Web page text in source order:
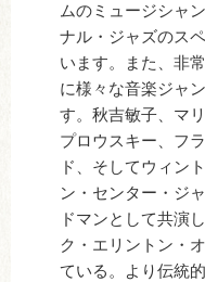
ムのミュージシャ
ナル・ジャズのス
います。また、非
に様々な音楽ジャ
す。秋吉敏子、マ
プロウスキー、フ
ド、そしてウィン
ン・センター・ジ
ドマンとして共演
ク・エリントン・
ている。より伝統